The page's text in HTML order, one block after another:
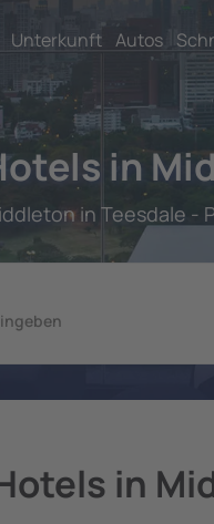
Unterkunft Autos
in
in Teesdale -
in